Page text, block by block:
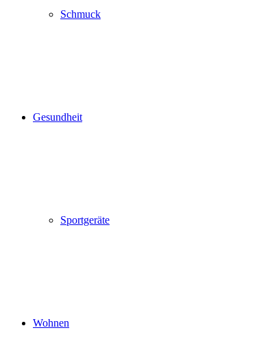
Schmuck
Gesundheit
Sportgeräte
Wohnen